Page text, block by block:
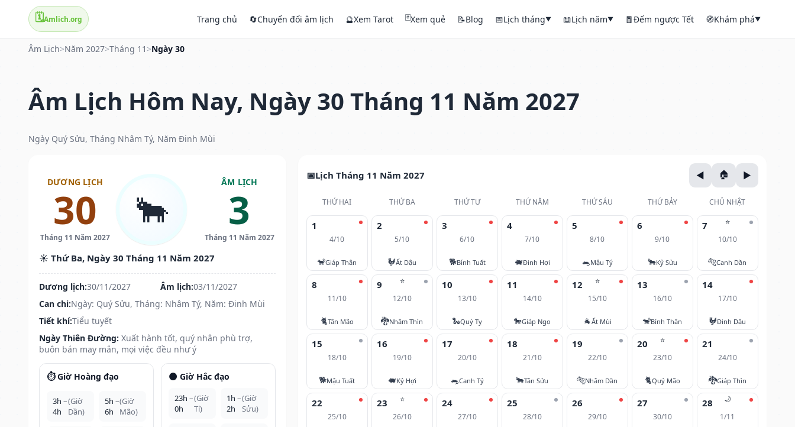
🗓️Amlich.org Trang chủ 🔄Chuyển đổi âm lịch 🔮Xem Tarot 🃏Xem quẻ 📝Blog 📅Lịch tháng▼ 📖Lịch năm▼ 🧧Đếm ngược Tết 🧭Khám phá▼
Âm Lịch>Năm 2027>Tháng 11 >Ngày 30
Âm Lịch Hôm Nay, Ngày 30 Tháng 11 Năm 2027
Ngày Quý Sửu, Tháng Nhâm Tý, Năm Đinh Mùi
DƯƠNG LỊCH
30
Tháng 11 Năm 2027
🐂
ÂM LỊCH
3
Tháng 11 Năm 2027
☀️ Thứ Ba, Ngày 30 Tháng 11 Năm 2027
Dương lịch:30/11/2027 Âm lịch:03/11/2027
Can chi:Ngày: Quý Sửu, Tháng: Nhâm Tý, Năm: Đinh Mùi
Tiết khí:Tiểu tuyết
Ngày Thiên Đường: Xuất hành tốt, quý nhân phù trợ,
buôn bán may mắn, mọi việc đều như ý
⏱️ Giờ Hoàng đạo
3h –
4h
(Giờ
Dần)
5h –
6h
(Giờ
Mão)
🌑 Giờ Hắc đạo
23h –
0h
(Giờ
Tí)
1h –
2h
(Giờ
Sửu)
Lịch Tháng 11 Năm 2027
THỨ HAI THỨ BA THỨ TƯ THỨ NĂM THỨ SÁU THỨ BẢY CHỦ NHẬT
1
4/10
🐒Giáp Thân
2
5/10
🐓Ất Dậu
3
6/10
🐕Bính Tuất
4
7/10
🐖Đinh Hợi
5
8/10
🐀Mậu Tý
6
9/10
🐂Kỷ Sửu
⭐
7
10/10
🐅Canh Dần
8
11/10
🐈Tân Mão
⭐
9
12/10
🐉Nhâm Thìn
10
13/10
🐍Quý Tỵ
11
14/10
🐎Giáp Ngọ
⭐
12
15/10
🐐Ất Mùi
13
16/10
🐒Bính Thân
14
17/10
🐓Đinh Dậu
15
18/10
🐕Mậu Tuất
16
19/10
🐖Kỷ Hợi
17
20/10
🐀Canh Tý
18
21/10
🐂Tân Sửu
19
22/10
🐅Nhâm Dần
⭐
20
23/10
🐈Quý Mão
21
24/10
🐉Giáp Thìn
22
25/10
⭐
23
26/10
24
27/10
25
28/10
26
29/10
27
30/10
🌙
28
1/11